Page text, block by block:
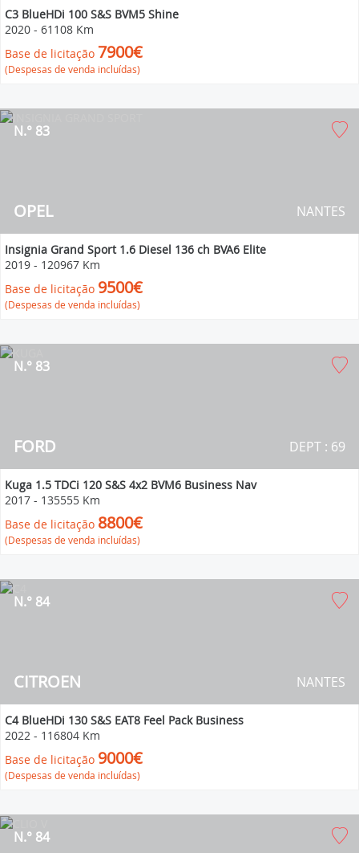
C3 BlueHDi 100 S&S BVM5 Shine
2020 - 61108 Km
Base de licitação 7900€
(Despesas de venda incluídas)
OPEL
N.° 83
NANTES
Insignia Grand Sport 1.6 Diesel 136 ch BVA6 Elite
2019 - 120967 Km
Base de licitação 9500€
(Despesas de venda incluídas)
FORD
N.° 83
DEPT : 69
Kuga 1.5 TDCi 120 S&S 4x2 BVM6 Business Nav
2017 - 135555 Km
Base de licitação 8800€
(Despesas de venda incluídas)
CITROEN
N.° 84
NANTES
C4 BlueHDi 130 S&S EAT8 Feel Pack Business
2022 - 116804 Km
Base de licitação 9000€
(Despesas de venda incluídas)
N.° 84